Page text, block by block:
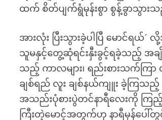
ထက် စိတ်ပျက်ရွံမုန်းစွာ စွန့်ခွာသွား
အားလုံး ပြီးသွားခဲ့ပါပြီ မောင်ရ
သူမနှင့်တွေ့ဆုံရင်းနှီးခွင့်ရခဲ့သည့် အခ
သည့် ကာလများ၊ ရည်းစားသက်ကြ
ချစ်ရည် လူး ချစ်နယ်ကျူး ခဲ့ကြသည့်
အသည်းပုံစားပွဲတင်နာရီလေးကို ကြည့်
ကြီးတဲ့မောင့်အတွက်ဟု နာရီမှန်ပေါ်တွ